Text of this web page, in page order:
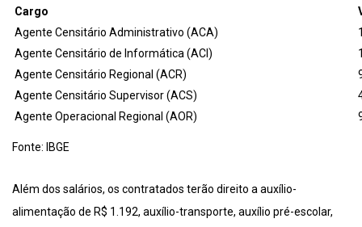
Cargo
Agente Censitário Administrativo (ACA)
Agente Censitário de Informática (ACI)
Agente Censitário Regional (ACR)
Agente Censitário Supervisor (ACS)
Agente Operacional Regional (AOR)
Fonte: IBGE
Além dos salários, os contratados terão direito a auxílio-
alimentação de R$ 1.192, auxílio-transporte, auxílio pré-escolar,